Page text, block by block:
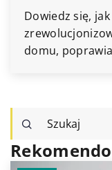
Dowiedz się,
domu,